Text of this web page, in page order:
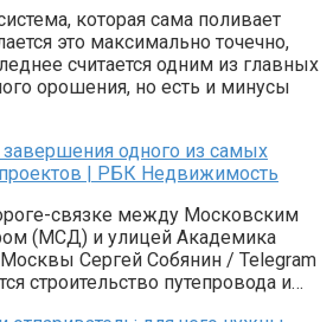
которая сама поливает
это максимально точечно,
считается одним из главных
орошения, но есть и минусы
одного из самых
| РБК Недвижимость
связке между Московским
(МСД) и улицей Академика
Сергей Собянин / Telegram
строительство путепровода и…